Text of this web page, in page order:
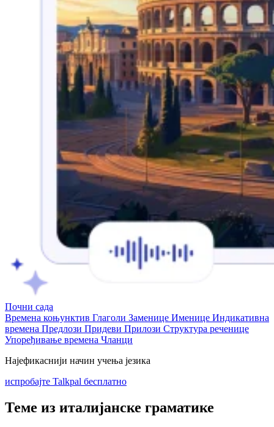
Почни сада
Времена коњунктив Глаголи Заменице Именице Индикативна
времена Предлози Придеви Прилози Структура реченице
Упоређивање времена Чланци
Најефикаснији начин учења језика
испробајте Talkpal бесплатно
Теме из италијанске граматике